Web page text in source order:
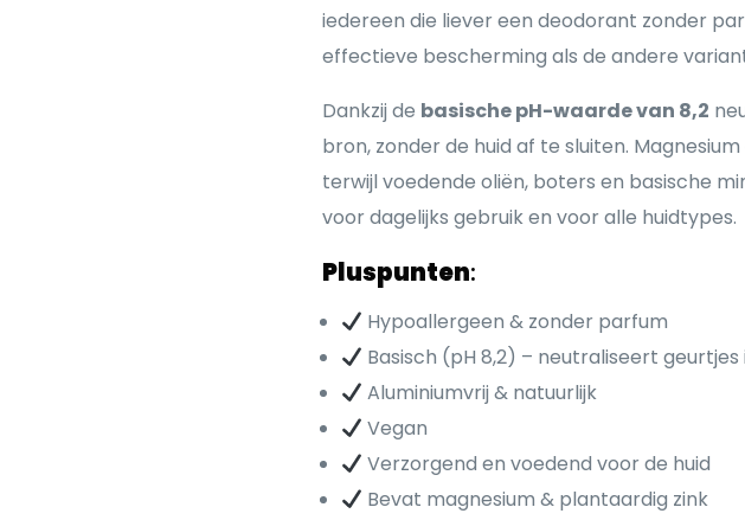
iedereen die liever een deodorant zonder
effectieve bescherming als de andere
Dankzij de basische pH-waarde van 8,2
bron, zonder de huid af te sluiten.
terwijl voedende oliën, boters en basische
voor dagelijks gebruik en voor alle huidtypes.
Pluspunten:
Hypoallergeen & zonder parfum
Basisch (pH 8,2) – neutraliseert geurtjes
Aluminiumvrij & natuurlijk
Vegan
Verzorgend en voedend voor de huid
Bevat magnesium & plantaardig zink